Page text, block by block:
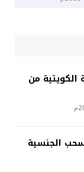
الكويتية من
بسحب الجنسية